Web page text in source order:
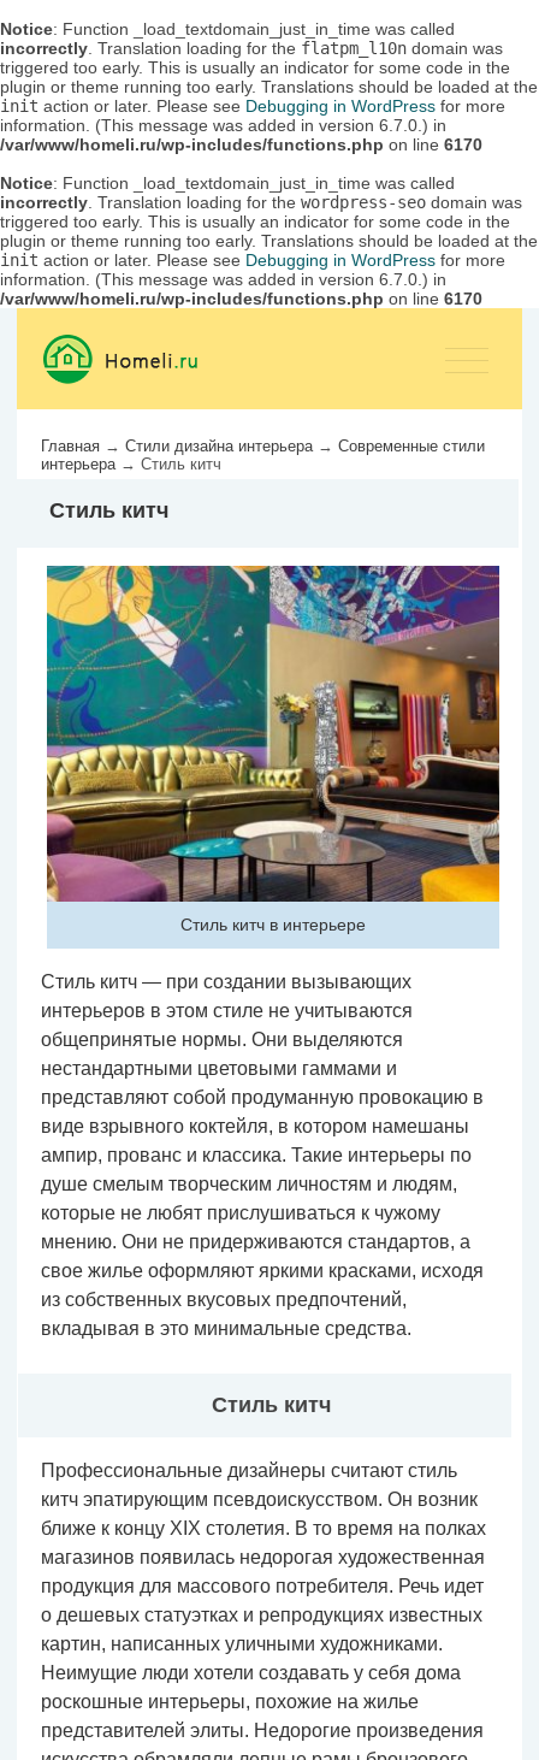
Notice: Function _load_textdomain_just_in_time was called
incorrectly . Translation loading for the flatpm_l10n domain was
triggered too early. This is usually an indicator for some code in the
plugin or theme running too early. Translations should be loaded at the
init action or later. Please see Debugging in WordPress for more
information. (This message was added in version 6.7.0.) in
/var/www/homeli.ru/wp-includes/functions.php on line 6170
Notice: Function _load_textdomain_just_in_time was called
incorrectly . Translation loading for the wordpress-seo domain was
triggered too early. This is usually an indicator for some code in the
plugin or theme running too early. Translations should be loaded at the
init action or later. Please see Debugging in WordPress for more
information. (This message was added in version 6.7.0.) in
/var/www/homeli.ru/wp-includes/functions.php on line 6170
Главная → Стили дизайна интерьера → Современные стили
интерьера → Стиль китч
Стиль китч
Стиль китч в интерьере
Стиль китч — при создании вызывающих
интерьеров в этом стиле не учитываются
общепринятые нормы. Они выделяются
нестандартными цветовыми гаммами и
представляют собой продуманную провокацию в
виде взрывного коктейля, в котором намешаны
ампир, прованс и классика. Такие интерьеры по
душе смелым творческим личностям и людям,
которые не любят прислушиваться к чужому
мнению. Они не придерживаются стандартов, а
свое жилье оформляют яркими красками, исходя
из собственных вкусовых предпочтений,
вкладывая в это минимальные средства.
Стиль китч
Профессиональные дизайнеры считают стиль
китч эпатирующим псевдоискусством. Он возник
ближе к концу XIX столетия. В то время на полках
магазинов появилась недорогая художественная
продукция для массового потребителя. Речь идет
о дешевых статуэтках и репродукциях известных
картин, написанных уличными художниками.
Неимущие люди хотели создавать у себя дома
роскошные интерьеры, похожие на жилье
представителей элиты. Недорогие произведения